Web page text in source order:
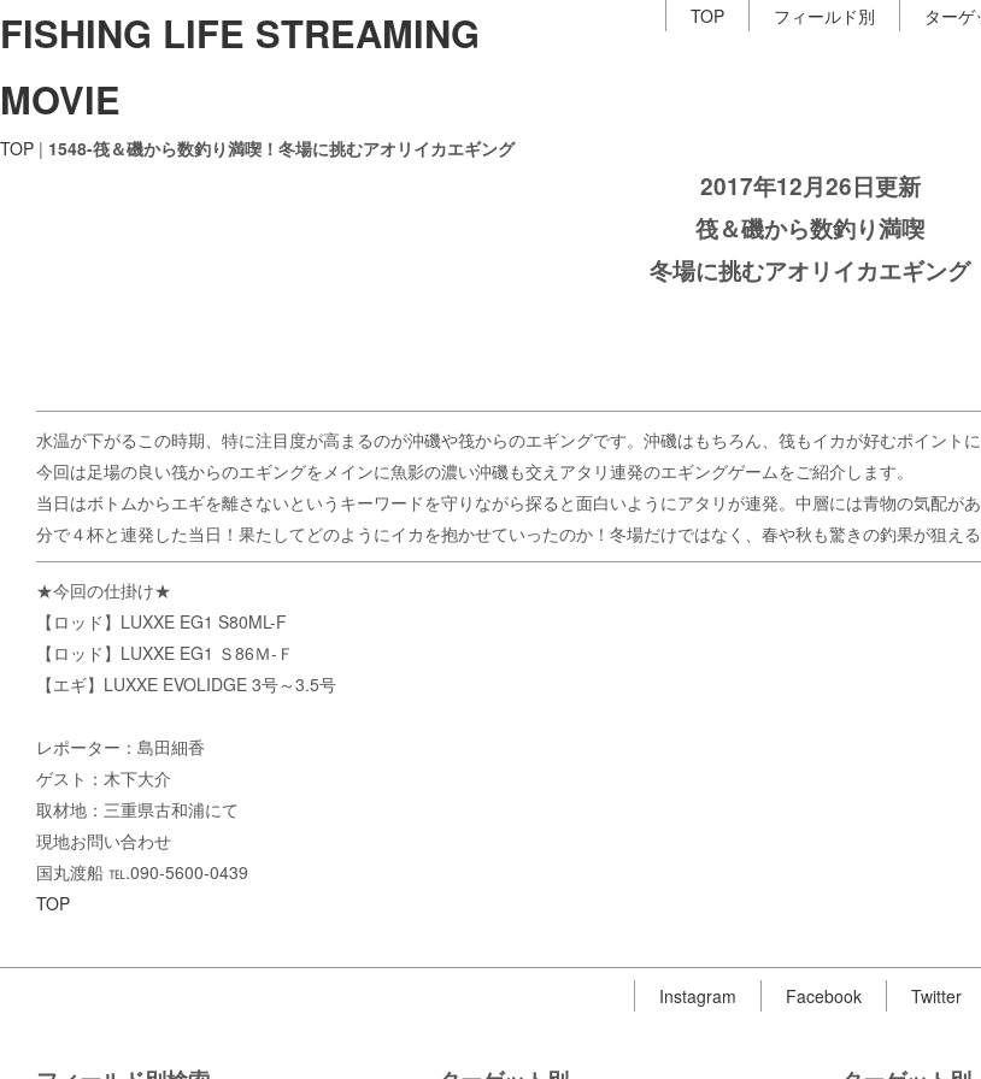
FISHING LIFE STREAMING
MOVIE
TOP フィールド別 ターゲ
TOP | 1548-筏＆磯から数釣り満喫！冬場に挑むアオリイカエギング
2017年12月26日更新
筏＆磯から数釣り満喫
冬場に挑むアオリイカエギング
水温が下がるこの時期、特に注目度が高まるのが沖磯や筏からのエギングです。沖磯はもちろん、筏もイカが好むポイント
今回は足場の良い筏からのエギングをメインに魚影の濃い沖磯も交えアタリ連発のエギングゲームをご紹介します。
当日はボトムからエギを離さないというキーワードを守りながら探ると面白いようにアタリが連発。中層には青物の気配
分で４杯と連発した当日！果たしてどのようにイカを抱かせていったのか！冬場だけではなく、春や秋も驚きの釣果が狙え
★今回の仕掛け★
【ロッド】LUXXE EG1 S80ML-F
【ロッド】LUXXE EG1 Ｓ86Ｍ-Ｆ
【エギ】LUXXE EVOLIDGE 3号～3.5号
レポーター：島田細香
ゲスト：木下大介
取材地：三重県古和浦にて
現地お問い合わせ
国丸渡船 ℡.090-5600-0439
TOP
Instagram Facebook Twitter